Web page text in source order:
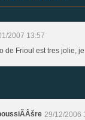
2007 13:57
de Frioul est tres jolie,
29/12/2006